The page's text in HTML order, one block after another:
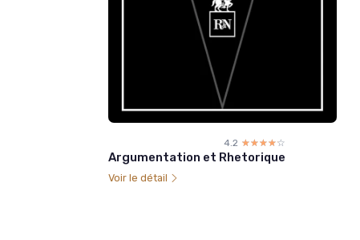
4.2 ☆☆☆☆☆
★★★★★
Argumentation et Rhetorique
Voir le détail